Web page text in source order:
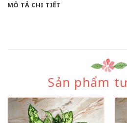
MÔ TẢ CHI TIẾT
Sản phẩm